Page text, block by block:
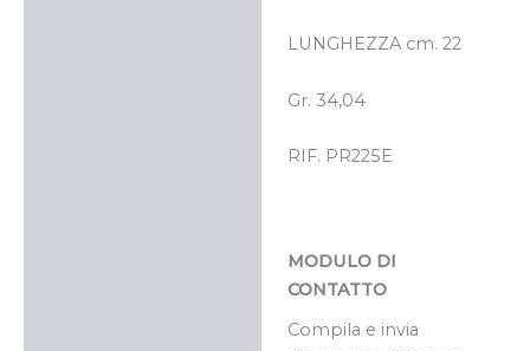
LUNGHEZZA cm. 22
Gr. 34,04
RIF. PR225E
MODULO DI
CONTATTO
Compila e invia